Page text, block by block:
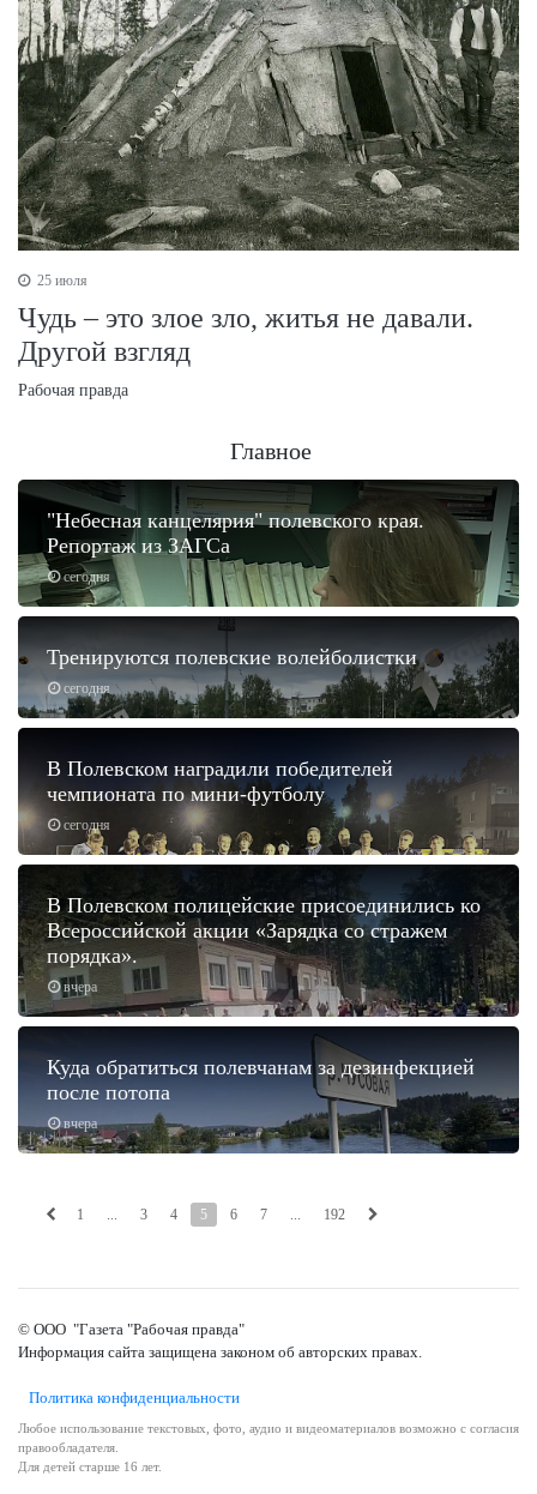
25 июля
Чудь – это злое зло, житья не давали.
Другой взгляд
Рабочая правда
Главное
сегодня
"Небесная канцелярия" полевского края.
Репортаж из ЗАГСа
сегодня
Тренируются полевские волейболистки
сегодня
В Полевском наградили победителей
чемпионата по мини-футболу
вчера
В Полевском полицейские присоединились ко
Всероссийской акции «Зарядка со стражем
порядка».
вчера
Куда обратиться полевчанам за дезинфекцией
после потопа
1 ... 3 4 5 6 7 ... 192
© ООО "Газета "Рабочая правда"
Информация сайта защищена законом об авторских правах.
Политика конфиденциальности
Любое использование текстовых, фото, аудио и видеоматериалов возможно с согласия
правообладателя.
Для детей старше 16 лет.